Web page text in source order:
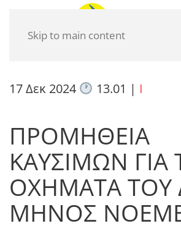
Skip to main content
17 Δεκ 2024 13.01 | I
ΠΡΟΜΗΘΕΙΑ
ΚΑΥΣΙΜΩΝ ΓΙΑ
ΟΧΗΜΑΤΑ
ΜΗΝΟΣ